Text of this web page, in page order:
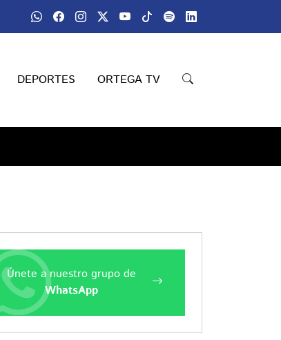
DEPORTES ORTEGA TV
Únete a nuestro grupo de
WhatsApp